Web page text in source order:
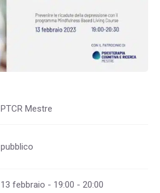
PTCR Mestre
pubblico
13 febbraio - 19:00 - 20:00